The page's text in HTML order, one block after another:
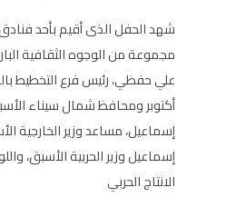
شهد الحفل الذى أقيم بأحد
مجموعة من الوجوه الثقافية
علي حفظي، رئيس فرع التخطيط
أكتوبر ومحافظ شمال سيناء
إسماعيل، مساعد وزير الخارجية
إسماعيل وزير الحربية الأسبق،
الانتاج الحربي